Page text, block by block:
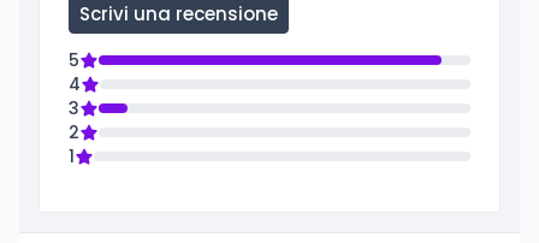
Scrivi una recensione
5
4
3
2
1